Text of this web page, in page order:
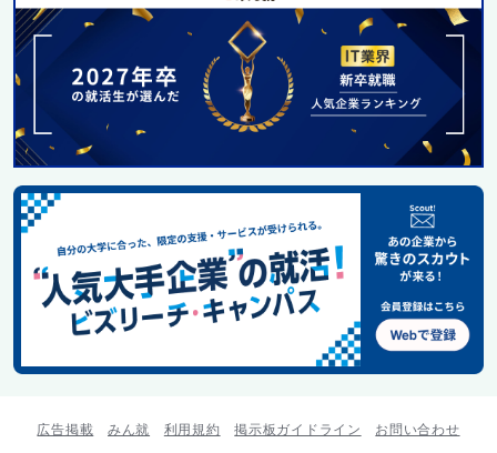
広告掲載 みん就 利用規約 掲示板ガイドライン お問い合わせ